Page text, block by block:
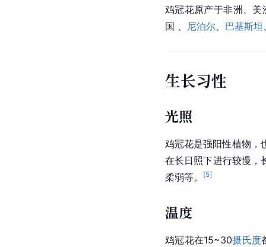
鸡冠花原产于非洲 、
国
尼泊尔 巴基斯坦
生长习性
光照
鸡冠花是强阳性植物，
在长日照下进行较慢，
柔弱等。
[5]
温度
鸡冠花在15~30摄氏度